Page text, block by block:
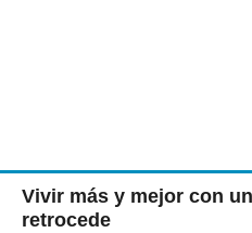
Vivir más y mejor con
retrocede